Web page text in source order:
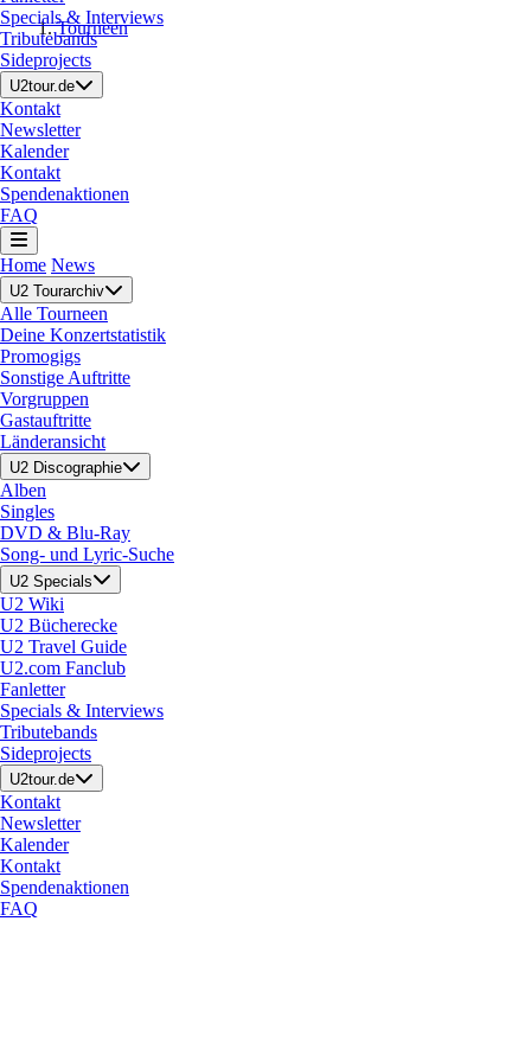
Specials & Interviews
Tributebands
Sideprojects
U2tour.de
Kontakt
Newsletter
Kalender
Kontakt
Spendenaktionen
FAQ
Home News
U2 Tourarchiv
Alle Tourneen
Deine Konzertstatistik
Promogigs
Sonstige Auftritte
Vorgruppen
Gastauftritte
Länderansicht
U2 Discographie
Alben
Singles
DVD & Blu-Ray
Song- und Lyric-Suche
U2 Specials
U2 Wiki
U2 Bücherecke
U2 Travel Guide
U2.com Fanclub
Fanletter
Specials & Interviews
Tributebands
Sideprojects
U2tour.de
Kontakt
Newsletter
Kalender
Kontakt
Spendenaktionen
FAQ
Tourneen